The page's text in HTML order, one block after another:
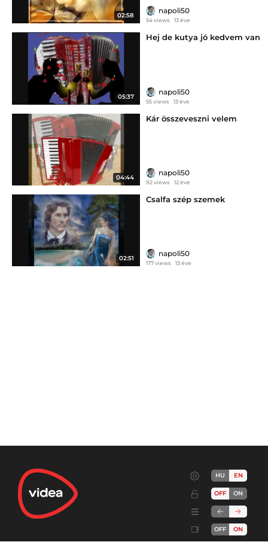
02:58
napoli50
54 views 13 éve
05:37
Hej de kutya jó kedvem van
napoli50
55 views 13 éve
04:44
Kár összeveszni velem
napoli50
92 views 12 éve
02:51
Csalfa szép szemek
napoli50
177 views 13 éve
HU EN
OFF ON
OFF ON